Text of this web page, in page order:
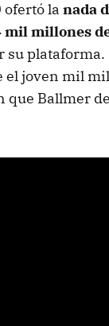
la nada
mil millones
su plataforma.
el joven mil
que Ballmer